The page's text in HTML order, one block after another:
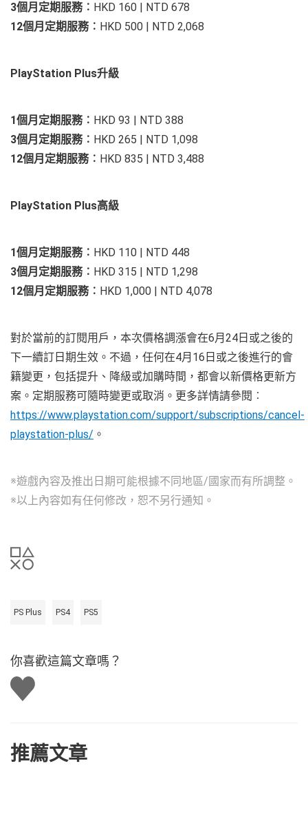
3個月定期服務︰ HKD 160 | NTD 678
12個月定期服務︰ HKD 500 | NTD 2,068
PlayStation Plus升級
1個月定期服務︰ HKD 93 | NTD 388
3個月定期服務︰ HKD 265 | NTD 1,098
12個月定期服務︰ HKD 835 | NTD 3,488
PlayStation Plus高級
1個月定期服務︰ HKD 110 | NTD 448
3個月定期服務︰ HKD 315 | NTD 1,298
12個月定期服務︰ HKD 1,000 | NTD 4,078
對於當前的訂閱用戶，本次價格調漲會在6月24日或之後的
下一續訂日期生效。不過，任何在4月16日或之後進行的會
籍變更，包括提升、降級或加購時間，都會以新價格更新方
案。定期服務可隨時變更或取消。更多詳情請參閱︰
https://www.playstation.com/support/subscriptions/cancel-
playstation-plus/ 。
※遊戲內容及推出日期可能根據不同地區/國家而有所調整。
※以上內容如有任何修改，恕不另行通知。
PS Plus PS4 PS5
你喜歡這篇文章嗎？
讚
推薦文章